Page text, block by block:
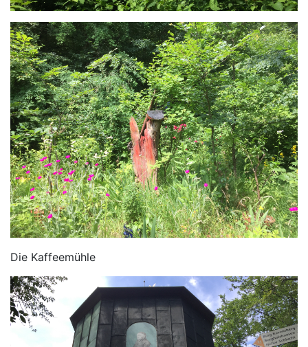
Die Kaffeemühle